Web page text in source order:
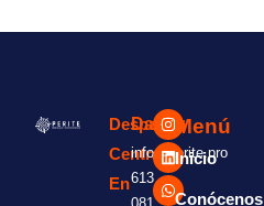
Despacho
Central
En
Datos:
info@perite.pro
613
Menú
Inicio
Conócenos